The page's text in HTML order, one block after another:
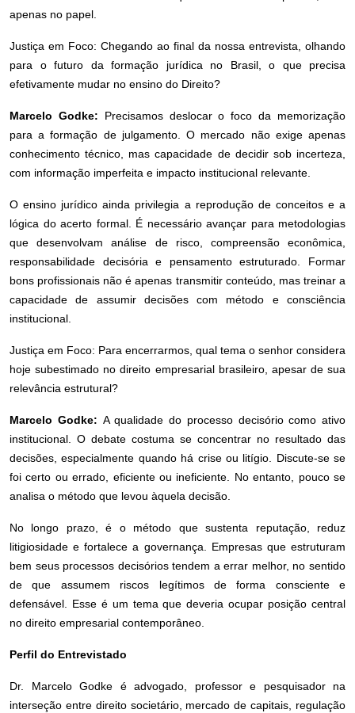
apenas no papel.
Justiça em Foco: Chegando ao final da nossa entrevista, olhando
para o futuro da formação jurídica no Brasil, o que precisa
efetivamente mudar no ensino do Direito?
Marcelo Godke: Precisamos deslocar o foco da memorização
para a formação de julgamento. O mercado não exige apenas
conhecimento técnico, mas capacidade de decidir sob incerteza,
com informação imperfeita e impacto institucional relevante.
O ensino jurídico ainda privilegia a reprodução de conceitos e a
lógica do acerto formal. É necessário avançar para metodologias
que desenvolvam análise de risco, compreensão econômica,
responsabilidade decisória e pensamento estruturado. Formar
bons profissionais não é apenas transmitir conteúdo, mas treinar a
capacidade de assumir decisões com método e consciência
institucional.
Justiça em Foco: Para encerrarmos, qual tema o senhor considera
hoje subestimado no direito empresarial brasileiro, apesar de sua
relevância estrutural?
Marcelo Godke: A qualidade do processo decisório como ativo
institucional. O debate costuma se concentrar no resultado das
decisões, especialmente quando há crise ou litígio. Discute-se se
foi certo ou errado, eficiente ou ineficiente. No entanto, pouco se
analisa o método que levou àquela decisão.
No longo prazo, é o método que sustenta reputação, reduz
litigiosidade e fortalece a governança. Empresas que estruturam
bem seus processos decisórios tendem a errar melhor, no sentido
de que assumem riscos legítimos de forma consciente e
defensável. Esse é um tema que deveria ocupar posição central
no direito empresarial contemporâneo.
Perfil do Entrevistado
Dr. Marcelo Godke é advogado, professor e pesquisador na
interseção entre direito societário, mercado de capitais, regulação